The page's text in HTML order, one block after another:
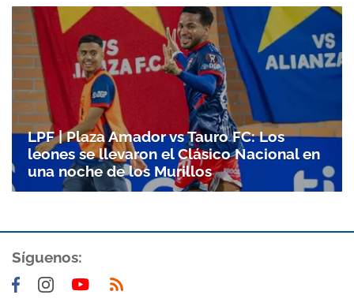
LPF | Plaza Amador vs Tauro FC: Los
leones se llevaron el Clásico Nacional en
una noche de los Murillos
Síguenos: